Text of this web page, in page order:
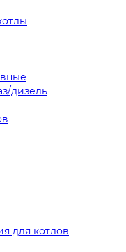
дизель
для котлов